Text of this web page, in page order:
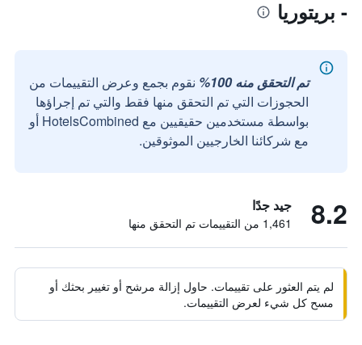
- بريتوريا
تم التحقق منه 100%
نقوم بجمع وعرض التقييمات من
الحجوزات التي تم التحقق منها فقط والتي تم إجراؤها
بواسطة مستخدمين حقيقيين مع HotelsCombined أو
مع شركائنا الخارجيين الموثوقين.
8.2 جيد جدًا
1,461 من التقييمات تم التحقق منها
لم يتم العثور على تقييمات. حاول إزالة مرشح أو تغيير بحثك أو
مسح كل شيء لعرض التقييمات.